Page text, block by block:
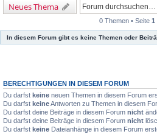
Neues Thema
0 Themen • Seite 1
In diesem Forum gibt es keine Themen oder
BERECHTIGUNGEN IN DIESEM FORUM
Du darfst keine neuen Themen in diesem Forum
Du darfst keineAntworten zu Themen in diesem
Du darfst deine Beiträge in diesem Forum nicht
Du darfst deine Beiträge in diesem Forum nicht
Du darfst keine Dateianhänge in diesem Forum